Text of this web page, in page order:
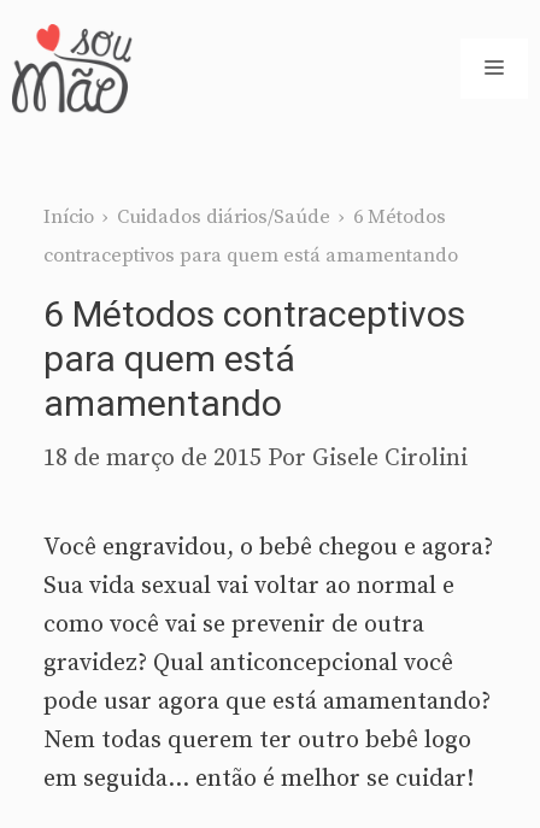
Pular
para
Início › Cuidados diários/Saúde › 6 Métodos
contraceptivos para quem está amamentando
6 Métodos contraceptivos
para quem está
amamentando
18 de março de 2015 Por Gisele Cirolini
Você engravidou, o bebê chegou e agora?
Sua vida sexual vai voltar ao normal e
como você vai se prevenir de outra
gravidez? Qual anticoncepcional você
pode usar agora que está amamentando?
Nem todas querem ter outro bebê logo
em seguida… então é melhor se cuidar!